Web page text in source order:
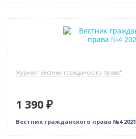
Журнал "Вестник гражданского права"
1 390 ₽
Вестник гражданского права №4 2021